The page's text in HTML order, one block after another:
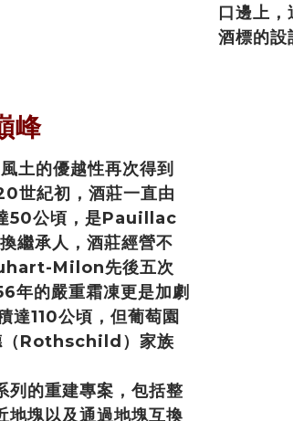
口邊上
酒標的設
峰
的優越性再次得到
世紀初，酒莊一直由
50公頃，是Pauillac
繼承人，酒莊經營不
Milon先後五次
年的嚴重霜凍更是加劇
110公頃，但葡萄園
（Rothschild）家族
列的重建專案，包括整
地塊以及通過地塊互換